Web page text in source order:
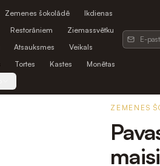
Zemenes šokolādē
Ikdienas
Restorāniem
Ziemassvētku
Atsauksmes
Veikals
Tortes Kastes
Monētas
ZEMENES